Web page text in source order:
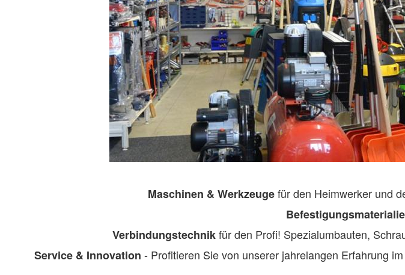
Maschinen & Werkzeugefür den Heimwerker und
Verbindungstechnikfür den Profi! Spezialumbauten,
Service & Innovation - Profitieren Sie von unserer jahrelangen Erfahrung